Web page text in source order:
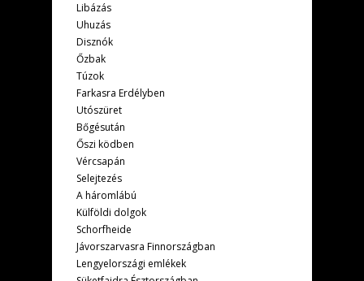
Libázás
Uhuzás
Disznók
Őzbak
Túzok
Farkasra Erdélyben
Utószüret
Bőgésután
Őszi ködben
Vércsapán
Selejtezés
A háromlábú
Külföldi dolgok
Schorfheide
Jávorszarvasra Finnországban
Lengyelországi emlékek